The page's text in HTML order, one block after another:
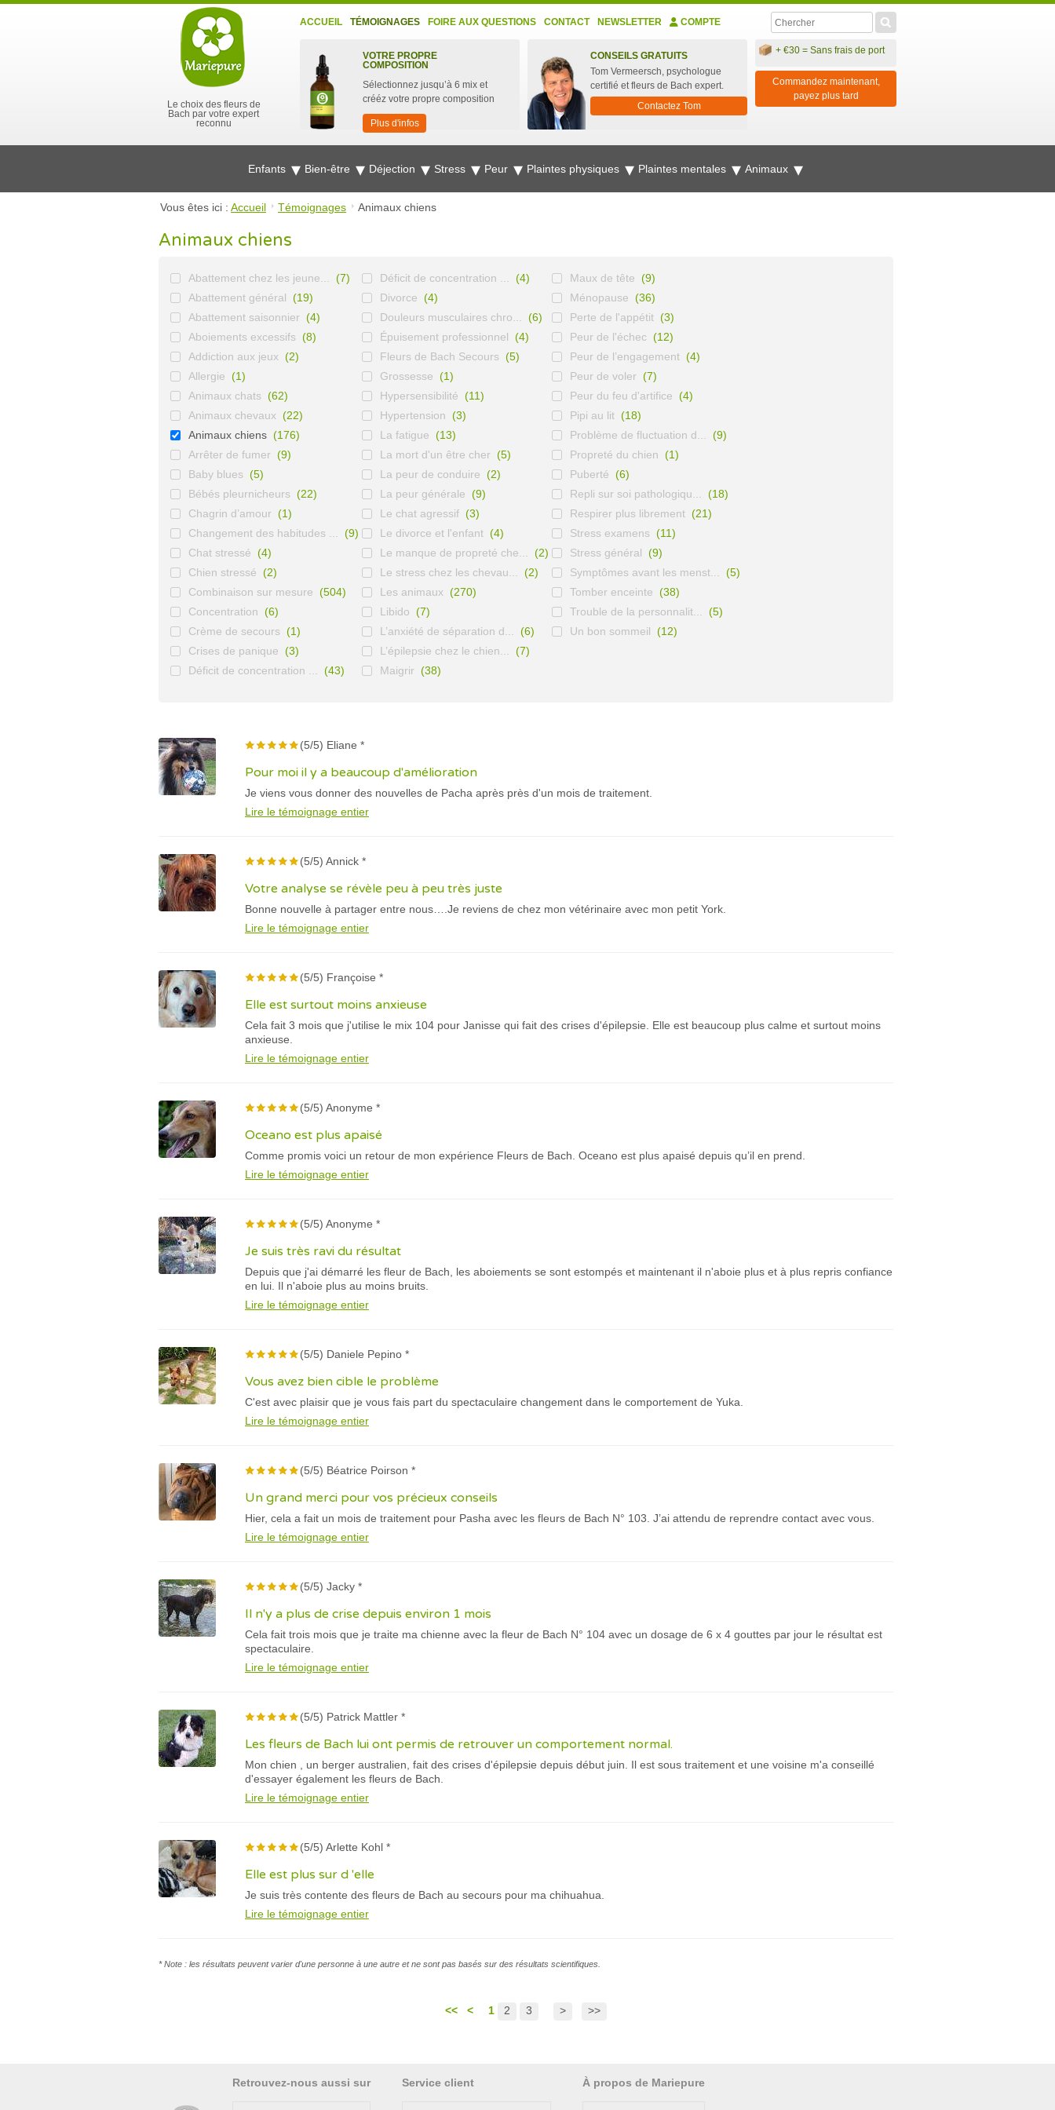
Le choix des fleurs de
Bach par votre expert
reconnu
ACCUEIL TÉMOIGNAGES FOIRE AUX QUESTIONS CONTACT NEWSLETTER COMPTE
VOTRE PROPRE
COMPOSITION
Sélectionnez jusqu’à 6 mix et
crééz votre propre composition
Plus d'infos
CONSEILS GRATUITS
Tom Vermeersch, psychologue
certifié et fleurs de Bach expert.
Contactez Tom
+ €30 = Sans frais de port
Commandez maintenant,
payez plus tard
Enfants Bien-être Déjection Stress Peur Plaintes physiques Plaintes mentales Animaux
Vous êtes ici : Accueil Témoignages Animaux chiens
Animaux chiens
Abattement chez les jeune...
(7)
Abattement général (19)
Abattement saisonnier (4)
Aboiements excessifs (8)
Addiction aux jeux (2)
Allergie (1)
Animaux chats (62)
Animaux chevaux (22)
Animaux chiens (176)
Arrêter de fumer (9)
Baby blues (5)
Bébés pleurnicheurs (22)
Chagrin d’amour (1)
Changement des habitudes ...
(9)
Chat stressé (4)
Chien stressé (2)
Combinaison sur mesure (504)
Concentration (6)
Crème de secours (1)
Crises de panique (3)
Déficit de concentration ...
(43)
Déficit de concentration ...
(4)
Divorce (4)
Douleurs musculaires chro...
(6)
Épuisement professionnel (4)
Fleurs de Bach Secours (5)
Grossesse (1)
Hypersensibilité (11)
Hypertension (3)
La fatigue (13)
La mort d'un être cher (5)
La peur de conduire (2)
La peur générale (9)
Le chat agressif (3)
Le divorce et l'enfant (4)
Le manque de propreté che...
(2)
Le stress chez les chevau...
(2)
Les animaux (270)
Libido (7)
L’anxiété de séparation d...
(6)
L’épilepsie chez le chien...
(7)
Maigrir (38)
Maux de tête (9)
Ménopause (36)
Perte de l'appétit (3)
Peur de l'échec (12)
Peur de l’engagement (4)
Peur de voler (7)
Peur du feu d'artifice (4)
Pipi au lit (18)
Problème de fluctuation d...
(9)
Propreté du chien (1)
Puberté (6)
Repli sur soi pathologiqu...
(18)
Respirer plus librement (21)
Stress examens (11)
Stress général (9)
Symptômes avant les menst...
(5)
Tomber enceinte (38)
Trouble de la personnalit...
(5)
Un bon sommeil (12)
(5/5) Eliane *
Pour moi il y a beaucoup d'amélioration
Je viens vous donner des nouvelles de Pacha après près d'un mois de traitement.
Lire le témoignage entier
(5/5) Annick *
Votre analyse se révèle peu à peu très juste
Bonne nouvelle à partager entre nous….Je reviens de chez mon vétérinaire avec mon petit York.
Lire le témoignage entier
(5/5) Françoise *
Elle est surtout moins anxieuse
Cela fait 3 mois que j'utilise le mix 104 pour Janisse qui fait des crises d'épilepsie. Elle est beaucoup plus calme et surtout moins
anxieuse.
Lire le témoignage entier
(5/5) Anonyme *
Oceano est plus apaisé
Comme promis voici un retour de mon expérience Fleurs de Bach. Oceano est plus apaisé depuis qu’il en prend.
Lire le témoignage entier
(5/5) Anonyme *
Je suis très ravi du résultat
Depuis que j'ai démarré les fleur de Bach, les aboiements se sont estompés et maintenant il n'aboie plus et à plus repris confiance
en lui. Il n'aboie plus au moins bruits.
Lire le témoignage entier
(5/5) Daniele Pepino *
Vous avez bien cible le problème
C'est avec plaisir que je vous fais part du spectaculaire changement dans le comportement de Yuka.
Lire le témoignage entier
(5/5) Béatrice Poirson *
Un grand merci pour vos précieux conseils
Hier, cela a fait un mois de traitement pour Pasha avec les fleurs de Bach N° 103. J’ai attendu de reprendre contact avec vous.
Lire le témoignage entier
(5/5) Jacky *
Il n'y a plus de crise depuis environ 1 mois
Cela fait trois mois que je traite ma chienne avec la fleur de Bach N° 104 avec un dosage de 6 x 4 gouttes par jour le résultat est
spectaculaire.
Lire le témoignage entier
(5/5) Patrick Mattler *
Les fleurs de Bach lui ont permis de retrouver un comportement normal.
Mon chien , un berger australien, fait des crises d'épilepsie depuis début juin. Il est sous traitement et une voisine m'a conseillé
d'essayer également les fleurs de Bach.
Lire le témoignage entier
(5/5) Arlette Kohl *
Elle est plus sur d 'elle
Je suis très contente des fleurs de Bach au secours pour ma chihuahua.
Lire le témoignage entier
* Note : les résultats peuvent varier d'une personne à une autre et ne sont pas basés sur des résultats scientifiques.
<< < 1 2 3 > >>
Retrouvez-nous aussi sur Service client À propos de Mariepure